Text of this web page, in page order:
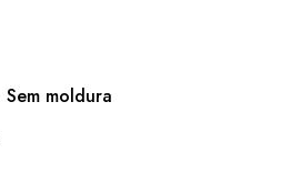
Sem moldura